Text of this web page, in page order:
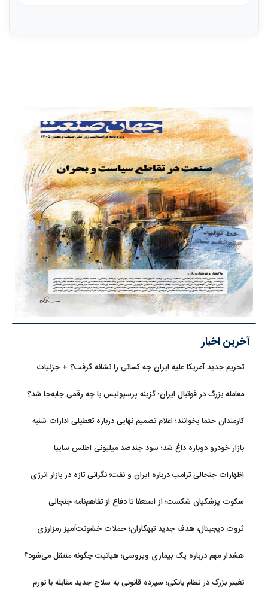
آخرین اخبار
تحریم جدید آمریکا علیه ایران چه کسانی را نشانه گرفت؟ + جزئیات
معامله بزرگ در فوتبال ایران؛ گزینه پرسپولیس با چه رقمی جابه‌جا شد؟
کارمندان حتما بخوانند؛ اعلام تصمیم نهایی درباره تعطیلی ادارات شنبه
بازار خودرو دوباره داغ شد؛ سود چندصد میلیونی اطلس سایپا
اظهارات جنجالی ترامپ درباره ایران و نفت؛ نگرانی تازه در بازار انرژی
سکوت پزشکیان شکست؛ از استعفا تا دفاع از تفاهم‌نامه جنجالی
ثروت دیجیتال، هدف جدید تبهکاران؛ حملات خشونت‌آمیز رمزارزی
هشدار مهم درباره یک بیماری ویروسی؛ هپاتیت چگونه منتقل می‌شود؟
تغییر بزرگ در نظام بانکی؛ سپرده قانونی به سلاح جدید مقابله با تورم